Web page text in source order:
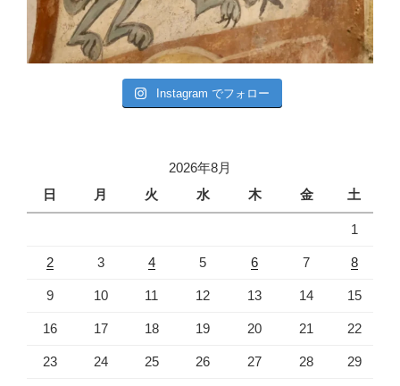
Instagram でフォロー
2026年8月
日
月 火 水 木 金 土
1
2 3 4 5 6 7 8
9 10 11 12 13 14 15
16 17 18 19 20 21 22
23 24 25 26 27 28 29